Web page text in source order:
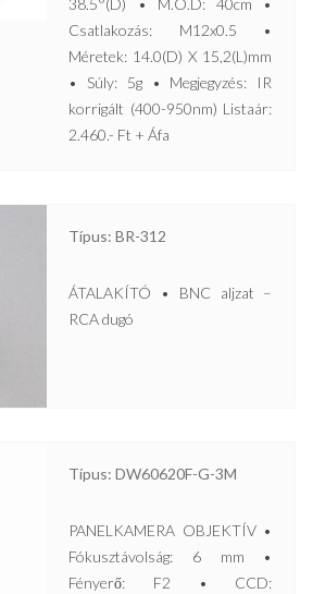
38.5°(D) • M.O.D: 40cm •
Csatlakozás: M12x0.5 •
Méretek: 14.0(D) X 15,2(L)mm
• Súly: 5g • Megjegyzés: IR
korrigált (400-950nm) Listaár:
2.460.- Ft + Áfa
Típus: BR-312
ÁTALAKÍTÓ • BNC aljzat –
RCA dugó
Típus: DW60620F-G-3M
PANELKAMERA OBJEKTÍV •
Fókusztávolság: 6 mm •
Fényerő: F2 • CCD: